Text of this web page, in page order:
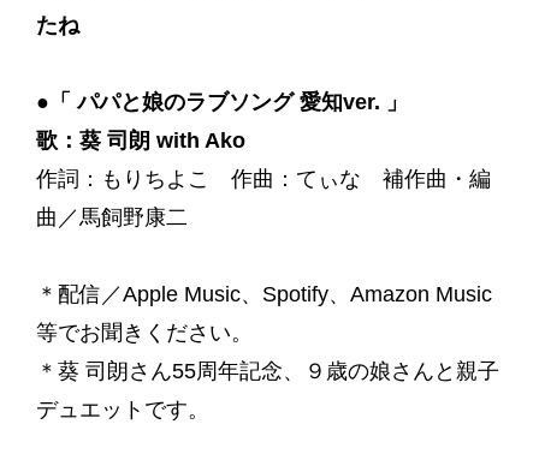
たね
●「 パパと娘のラブソング 愛知ver. 」
歌：葵 司朗 with Ako
作詞：もりちよこ 作曲：てぃな 補作曲・編
曲／馬飼野康二
＊配信／Apple Music、Spotify、Amazon Music
等でお聞きください。
＊葵 司朗さん55周年記念、９歳の娘さんと親子
デュエットです。